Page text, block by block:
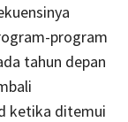
program
tahun depan
ketika ditemui